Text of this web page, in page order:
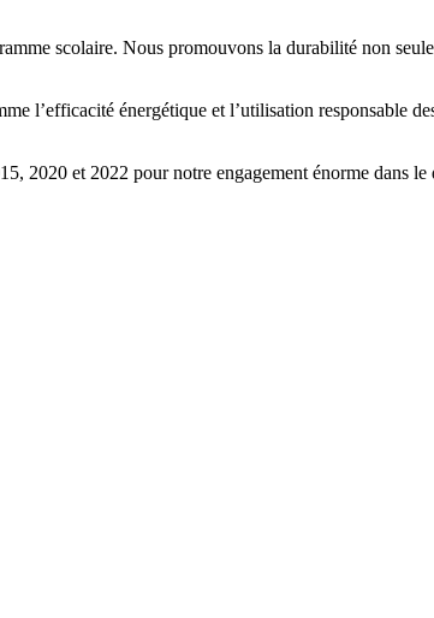
scolaire. Nous promouvons la durabilité non
l’efficacité énergétique et l’utilisation responsable
et 2022 pour notre engagement énorme dans le